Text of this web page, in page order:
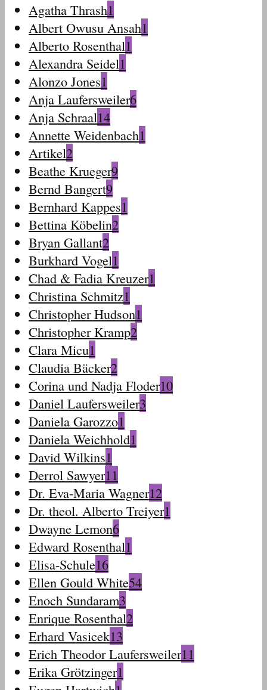
Agatha Thrash1
Albert Owusu Ansah1
Alberto Rosenthal1
Alexandra Seidel1
Alonzo Jones1
Anja Laufersweiler6
Anja Schraal14
Annette Weidenbach1
Artikel2
Beathe Krueger9
Bernd Bangert9
Bernhard Kappes1
Bettina Köbelin2
Bryan Gallant2
Burkhard Vogel1
Chad & Fadia Kreuzer1
Christina Schmitz1
Christopher Hudson1
Christopher Kramp2
Clara Micu1
Claudia Bäcker2
Corina und Nadja Floder10
Daniel Laufersweiler3
Daniela Garozzo1
Daniela Weichhold1
David Wilkins1
Derrol Sawyer11
Dr. Eva-Maria Wagner12
Dr. theol. Alberto Treiyer1
Dwayne Lemon6
Edward Rosenthal1
Elisa-Schule16
Ellen Gould White54
Enoch Sundaram3
Enrique Rosenthal2
Erhard Vasicek13
Erich Theodor Laufersweiler11
Erika Grötzinger1